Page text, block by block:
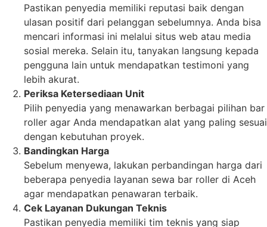
Pastikan penyedia memiliki reputasi baik dengan
ulasan positif dari pelanggan sebelumnya. Anda bisa
mencari informasi ini melalui situs web atau media
sosial mereka. Selain itu, tanyakan langsung kepada
pengguna lain untuk mendapatkan testimoni yang
lebih akurat.
Periksa Ketersediaan Unit
Pilih penyedia yang menawarkan berbagai pilihan bar
roller agar Anda mendapatkan alat yang paling sesuai
dengan kebutuhan proyek.
Bandingkan Harga
Sebelum menyewa, lakukan perbandingan harga dari
beberapa penyedia layanan sewa bar roller di Aceh
agar mendapatkan penawaran terbaik.
Cek Layanan Dukungan Teknis
Pastikan penyedia memiliki tim teknis yang siap